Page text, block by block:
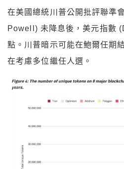
在美國總統川普公開批評聯準
Powell) 未降息後，美元指數
點。川普暗示可能在鮑爾任期
在考慮多位繼任人選。